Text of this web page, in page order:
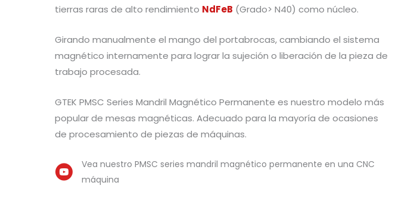
tierras raras de alto rendimiento NdFeB (Grado> N40) como núcleo.
Girando manualmente el mango del portabrocas, cambiando el sistema
magnético internamente para lograr la sujeción o liberación de la pieza de
trabajo procesada.
GTEK PMSC Series Mandril Magnético Permanente es nuestro modelo más
popular de mesas magnéticas. Adecuado para la mayoría de ocasiones
de procesamiento de piezas de máquinas.
Vea nuestro PMSC series mandril magnético permanente en una CNC
máquina